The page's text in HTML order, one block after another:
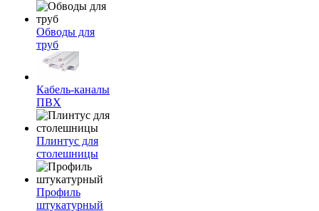
Обводы для
труб
Кабель-каналы
ПВХ
Плинтус для
столешницы
Профиль
штукатурный